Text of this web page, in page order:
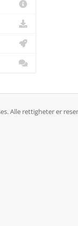
Alle rettigheter er